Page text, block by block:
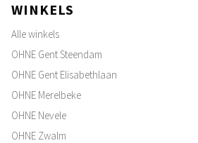
WINKELS
Alle winkels
OHNE Gent Steendam
OHNE Gent Elisabethlaan
OHNE Merelbeke
OHNE Nevele
OHNE Zwalm